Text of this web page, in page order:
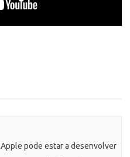
Apple pode estar a desenvolver